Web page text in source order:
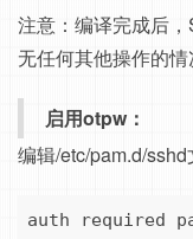
注意：编译完成后
无任何其他操作的情
启用otpw：
编辑/etc/pam.d/
auth required